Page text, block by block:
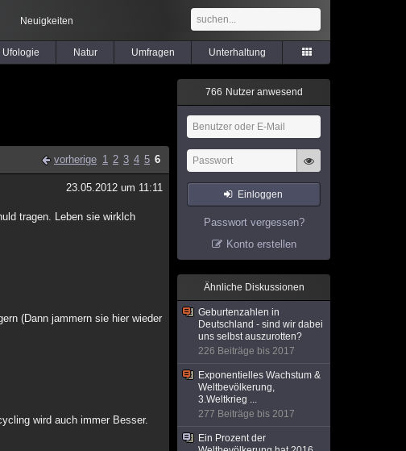
Neuigkeiten
Ufologie Natur Umfragen Unterhaltung
vorherige 1 2 3 4 5 6
23.05.2012 um 11:11
tragen. Leben sie wirklch
(Dann jammern sie hier wieder
wird auch immer Besser.
766 Nutzer anwesend
Einloggen
Passwort vergessen?
Konto erstellen
Ähnliche Diskussionen
Geburtenzahlen in
Deutschland - sind wir dabei
uns selbst auszurotten?
226 Beiträge bis 2017
Exponentielles Wachstum &
Weltbevölkerung,
3.Weltkrieg ...
277 Beiträge bis 2017
Ein Prozent der